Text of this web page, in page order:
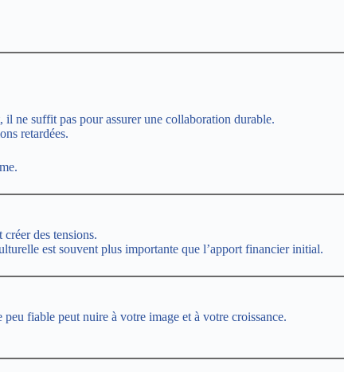
il ne suffit pas pour assurer une collaboration durable.
retardées.
des tensions.
est souvent plus importante que l’apport financier initial.
fiable peut nuire à votre image et à votre croissance.